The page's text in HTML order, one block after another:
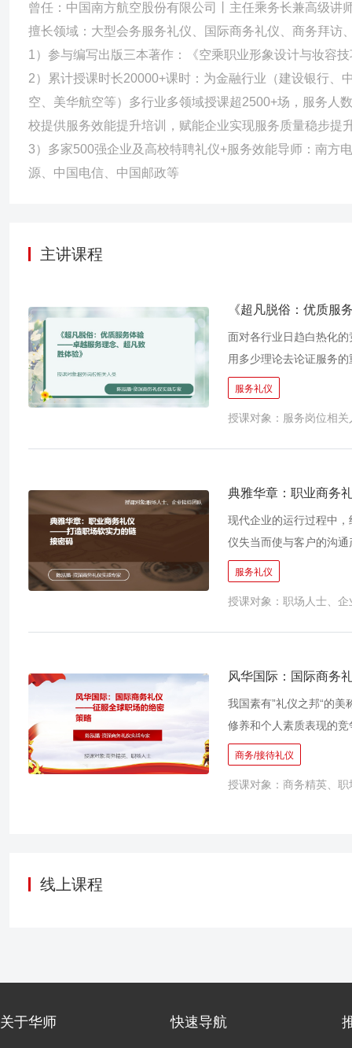
套考核题、实施从起飞到着陆共20+个紧急情况训练科目、完成飞
论课程中。
曾任：中国南方航空股份有限公司丨主任乘务长兼高级讲
擅长领域：大型会务服务礼仪、国际商务礼仪、商务拜访
1）参与编写出版三本著作：《空乘职业形象设计与妆容
2）累计授课时长20000+课时：为金融行业（建设银行、
空、美华航空等）多行业多领域授课超2500+场，服务人
校提供服务效能提升培训，赋能企业实现服务质量稳步提
3）多家500强企业及高校特聘礼仪+服务效能导师：南方
源、中国电信、中国邮政等
主讲课程
《超凡脱俗：优质
面对各行业日趋白热化
用多少理论去论证服务
象，传播自身的经营理
就是服务型人才的竞争
服务工作人员的视野，
服务礼仪
授课对象：服务岗位相关
典雅华章：职业商务
现代企业的运行过程中
仪失当而使与客户的沟
的竞争、硬件的竞争，
成为企业核心竞争力的
完美的沟通手段。很多
际交往能力。规范的礼
务交际，将有助于成就
产生敬业、权威、有礼
和忠诚度，形成独特的
服务礼仪
授课对象：职场人士、企
风华国际：国际商务
我国素有”礼仪之邦“的
修养和个人素质表现的
搞砸。礼仪的另一个重要性就是用
象，代表的是企业形象
了卓越能力外，还要掌
商务/接待礼仪
授课对象：商务精英、职
线上课程
关于华师 快速导航